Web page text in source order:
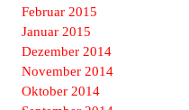
Februar 2015
Januar 2015
Dezember 2014
November 2014
Oktober 2014